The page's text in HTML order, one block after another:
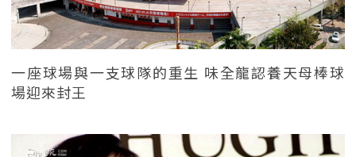
一座球場與一支球隊的重生 味全龍認養天母棒球
場迎來封王